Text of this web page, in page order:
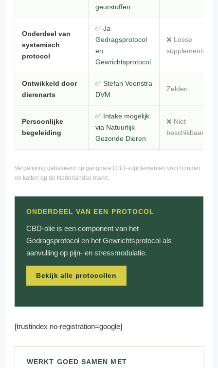
geurstoffen
Onderdeel van
systemisch
protocol
✅ Ja
Gedragsprotocol
en
Gewrichtsprotocol
❌ Losse
supplementen
Ontwikkeld door
dierenarts
✅ Stefan Veenstra
DVM
Zelden
Persoonlijke
begeleiding
✅ Intake mogelijk
via Natuurlijk
Gezonde Dieren
❌ Niet
beschikbaar
Vergelijking gebaseerd op gangbare CBD-supplementen voor honden
en katten op de Nederlandse markt.
ONDERDEEL VAN EEN PROTOCOL
CBD-olie is een component van het
Gedragsprotocol en het Gewrichtsprotocol als
aanvulling op pijn- en stressmodulatie.
Bekijk alle protocollen
[trustindex no-registration=google]
WERKT GOED SAMEN MET